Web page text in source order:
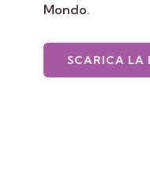
Mondo.
SCARICA LA